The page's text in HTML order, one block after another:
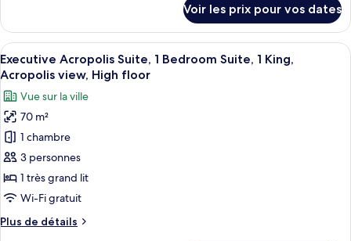
2
Bedroom
Suite,
City
view
le
type
de
chambre
Grand
Deluxe
Suite,
2
Bedroom
Suite,
view
Voir les prix pour vos dates
Afficher
toutes
les
photos
pour
ce
type
de
chambre :
Acropolis
Un salon élégant, avec un canapé,
9
Executive Acropolis Suite, 1 Bedroom Suite, 1 King,
Acropolis view, High floor
Vue sur la ville
70 m²
1 chambre
3 personnes
1 très grand lit
Wi-Fi gratuit
Plus de détails
Plus